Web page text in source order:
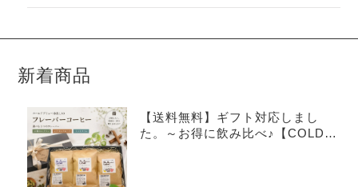
新着商品
【送料無料】ギフト対応しまし
た。～お得に飲み比べ♪【COLDB